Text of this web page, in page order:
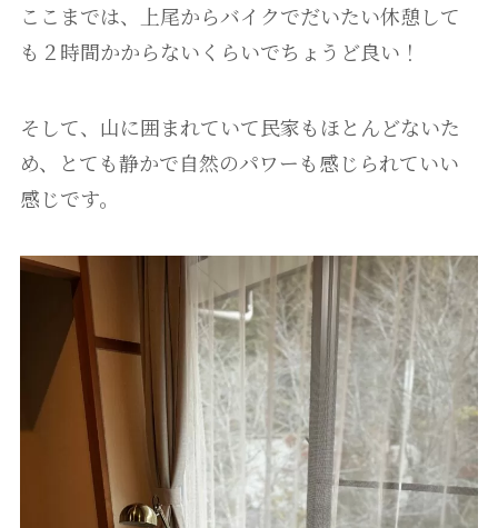
ここまでは、上尾からバイクでだいたい休憩して
も２時間かからないくらいでちょうど良い！
そして、山に囲まれていて民家もほとんどないた
め、とても静かで自然のパワーも感じられていい
感じです。